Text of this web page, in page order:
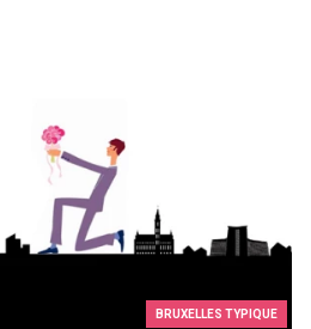
BRUXELLES TYPIQUE